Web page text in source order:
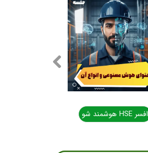
افسر HSE هوشمند شو